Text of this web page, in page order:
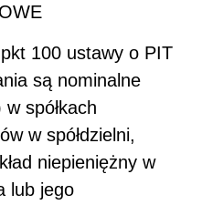
100 ustawy o PIT
są nominalne
spółkach
w spółdzielni,
niepieniężny w
lub jego